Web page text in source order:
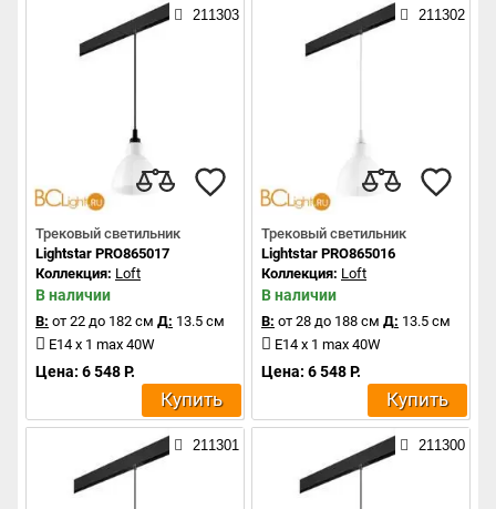
211303
Трековый светильник
Lightstar PRO865017
Коллекция: Loft
В наличии
В: от 22 до 182 см Д: 13.5 см
E14 x 1 max 40W
Цена: 6 548 Р.
Купить
211302
Трековый светильник
Lightstar PRO865016
Коллекция: Loft
В наличии
В: от 28 до 188 см Д: 13.5 см
E14 x 1 max 40W
Цена: 6 548 Р.
Купить
211301 211300